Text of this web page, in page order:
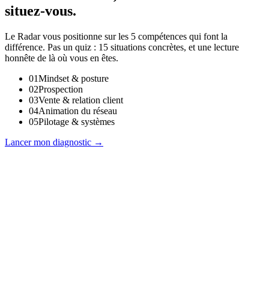
situez-vous.
Le Radar vous positionne sur les 5 compétences qui font la
différence. Pas un quiz : 15 situations concrètes, et une lecture
honnête de là où vous en êtes.
01Mindset & posture
02Prospection
03Vente & relation client
04Animation du réseau
05Pilotage & systèmes
Lancer mon diagnostic →